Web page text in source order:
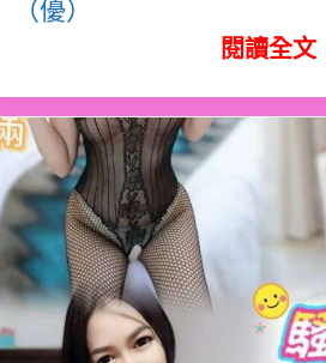
（優）
閱讀全文